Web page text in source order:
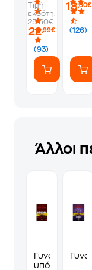
(93)
Τιμή
εκδότη:
25.50€
22,99€ (126)
18,80€
Άλλοι
Γυναικεία
υπόθεση